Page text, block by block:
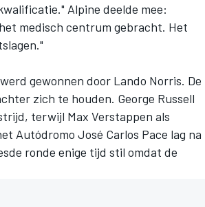
Alpine deelde mee:
medisch centrum gebracht. Het
gewonnen door Lando Norris. De
zich te houden. George Russell
terwijl Max Verstappen als
Autódromo José Carlos Pace lag na
ronde enige tijd stil omdat de